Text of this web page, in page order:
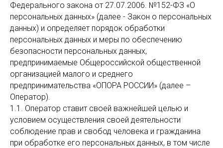
Федерального закона от 27.07.2006. №152-ФЗ «О
персональных данных» (далее - Закон о персональных
данных) и определяет порядок обработки
персональных данных и меры по обеспечению
безопасности персональных данных,
предпринимаемые Общероссийской общественной
организацией малого и среднего
предпринимательства «ОПОРА РОССИИ» (далее –
Оператор).
1.1. Оператор ставит своей важнейшей целью и
условием осуществления своей деятельности
соблюдение прав и свобод человека и гражданина
при обработке его персональных данных, в том числе